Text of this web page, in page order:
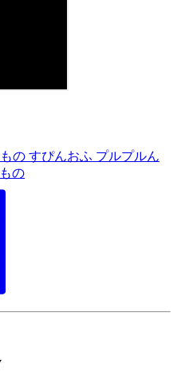
の すぴんおふ プルプルん
の